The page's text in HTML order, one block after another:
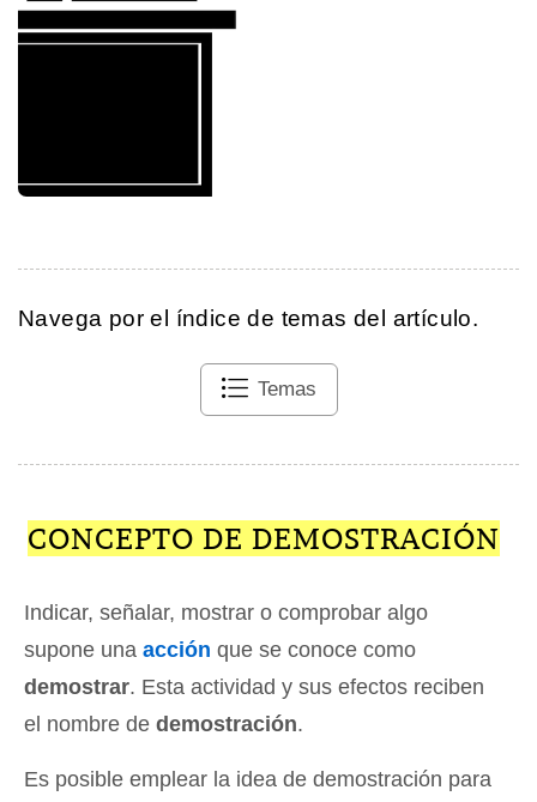
Navega por el índice de temas del artículo.
Temas
CONCEPTO DE DEMOSTRACIÓN
Indicar, señalar, mostrar o comprobar algo
supone una acción que se conoce como
demostrar. Esta actividad y sus efectos reciben
el nombre de demostración.
Es posible emplear la idea de demostración para